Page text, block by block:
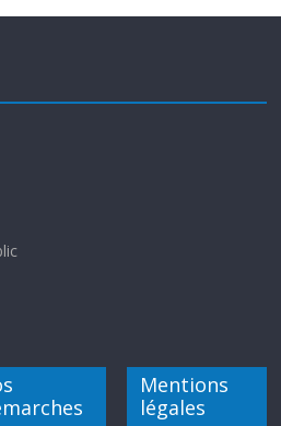
Mentions
légales